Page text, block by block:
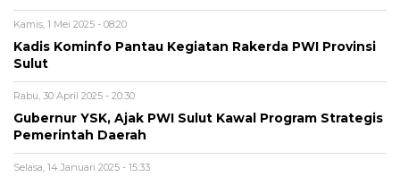
Kamis, 1 Mei 2025 - 08:20
Kadis Kominfo Pantau Kegiatan Rakerda PWI Provinsi
Sulut
Rabu, 30 April 2025 - 20:30
Gubernur YSK, Ajak PWI Sulut Kawal Program Strategis
Pemerintah Daerah
Selasa, 14 Januari 2025 - 15:33